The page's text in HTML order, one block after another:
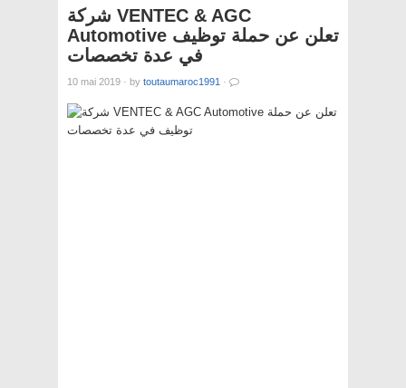
شركة VENTEC & AGC
Automotive تعلن عن حملة توظيف
في عدة تخصصات
10 mai 2019 · by toutaumaroc1991 ·